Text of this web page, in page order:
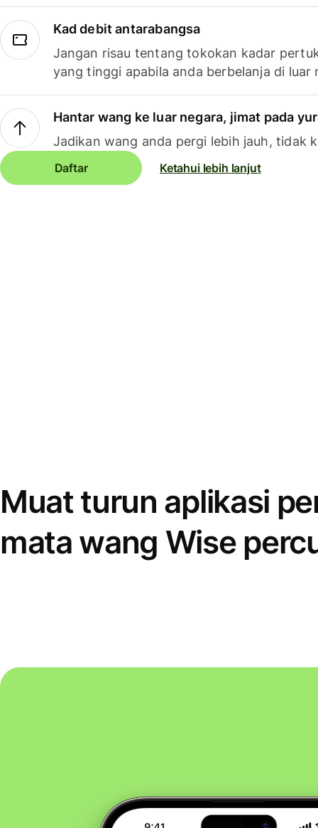
Kad debit antarabangsa
Jangan risau tentang tokokan kadar
yang tinggi apabila anda berbelanja di luar
Hantar wang ke luar negara, jimat pada
Jadikan wang anda pergi lebih jauh, tidak
Daftar Ketahui lebih lanjut
Muat turun aplikasi
mata wang Wise